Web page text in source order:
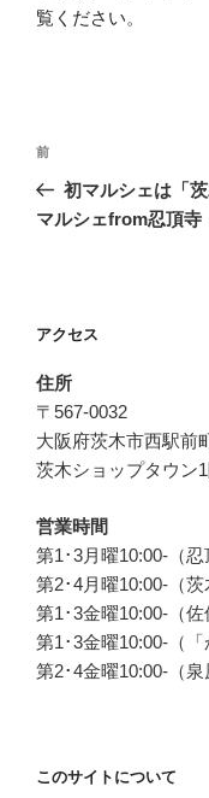
覧ください。
投
ナ
シ
ョ
ン
前
の
投
前
初マルシェは「
マルシェfrom忍頂寺
アクセス
住所
〒567-0032
大阪府茨木市西駅前
茨木ショップタウン
営業時間
第1･3月曜10:00-（忍
第2･4月曜10:00-（
第1･3金曜10:00-（佐
第1･3金曜10:00-（「
第2･4金曜10:00-（泉
このサイトについて